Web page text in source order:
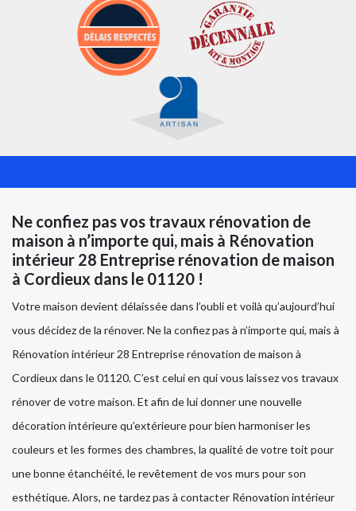
Ne confiez pas vos travaux rénovation de
maison à n’importe qui, mais à Rénovation
intérieur 28 Entreprise rénovation de maison
à Cordieux dans le 01120 !
Votre maison devient délaissée dans l’oubli et voilà qu’aujourd’hui
vous décidez de la rénover. Ne la confiez pas à n’importe qui, mais à
Rénovation intérieur 28 Entreprise rénovation de maison à
Cordieux dans le 01120. C’est celui en qui vous laissez vos travaux
rénover de votre maison. Et afin de lui donner une nouvelle
décoration intérieure qu’extérieure pour bien harmoniser les
couleurs et les formes des chambres, la qualité de votre toit pour
une bonne étanchéité, le revêtement de vos murs pour son
esthétique. Alors, ne tardez pas à contacter Rénovation intérieur